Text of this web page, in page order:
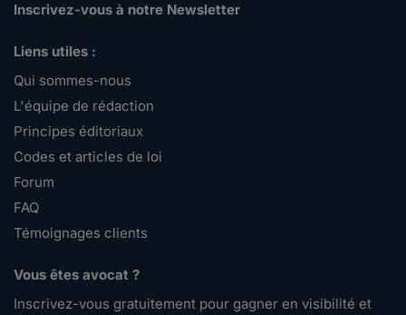
Inscrivez-vous à notre Newsletter
Liens utiles :
Qui sommes-nous
L'équipe de rédaction
Principes éditoriaux
Codes et articles de loi
Forum
FAQ
Témoignages clients
Vous êtes avocat ?
Inscrivez-vous gratuitement pour gagner en visibilité et